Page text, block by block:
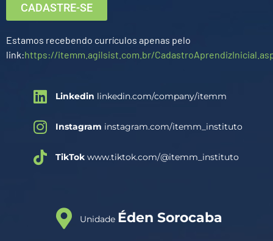
CADASTRE-SE
Estamos recebendo currículos apenas pelo
link:https://itemm.agilsist.com.br/
Linkedin linkedin.com/company/itemm
Instagram instagram.com/itemm_instituto
TikTokwww.tiktok.com/@itemm_instituto
Unidade Éden Sorocaba